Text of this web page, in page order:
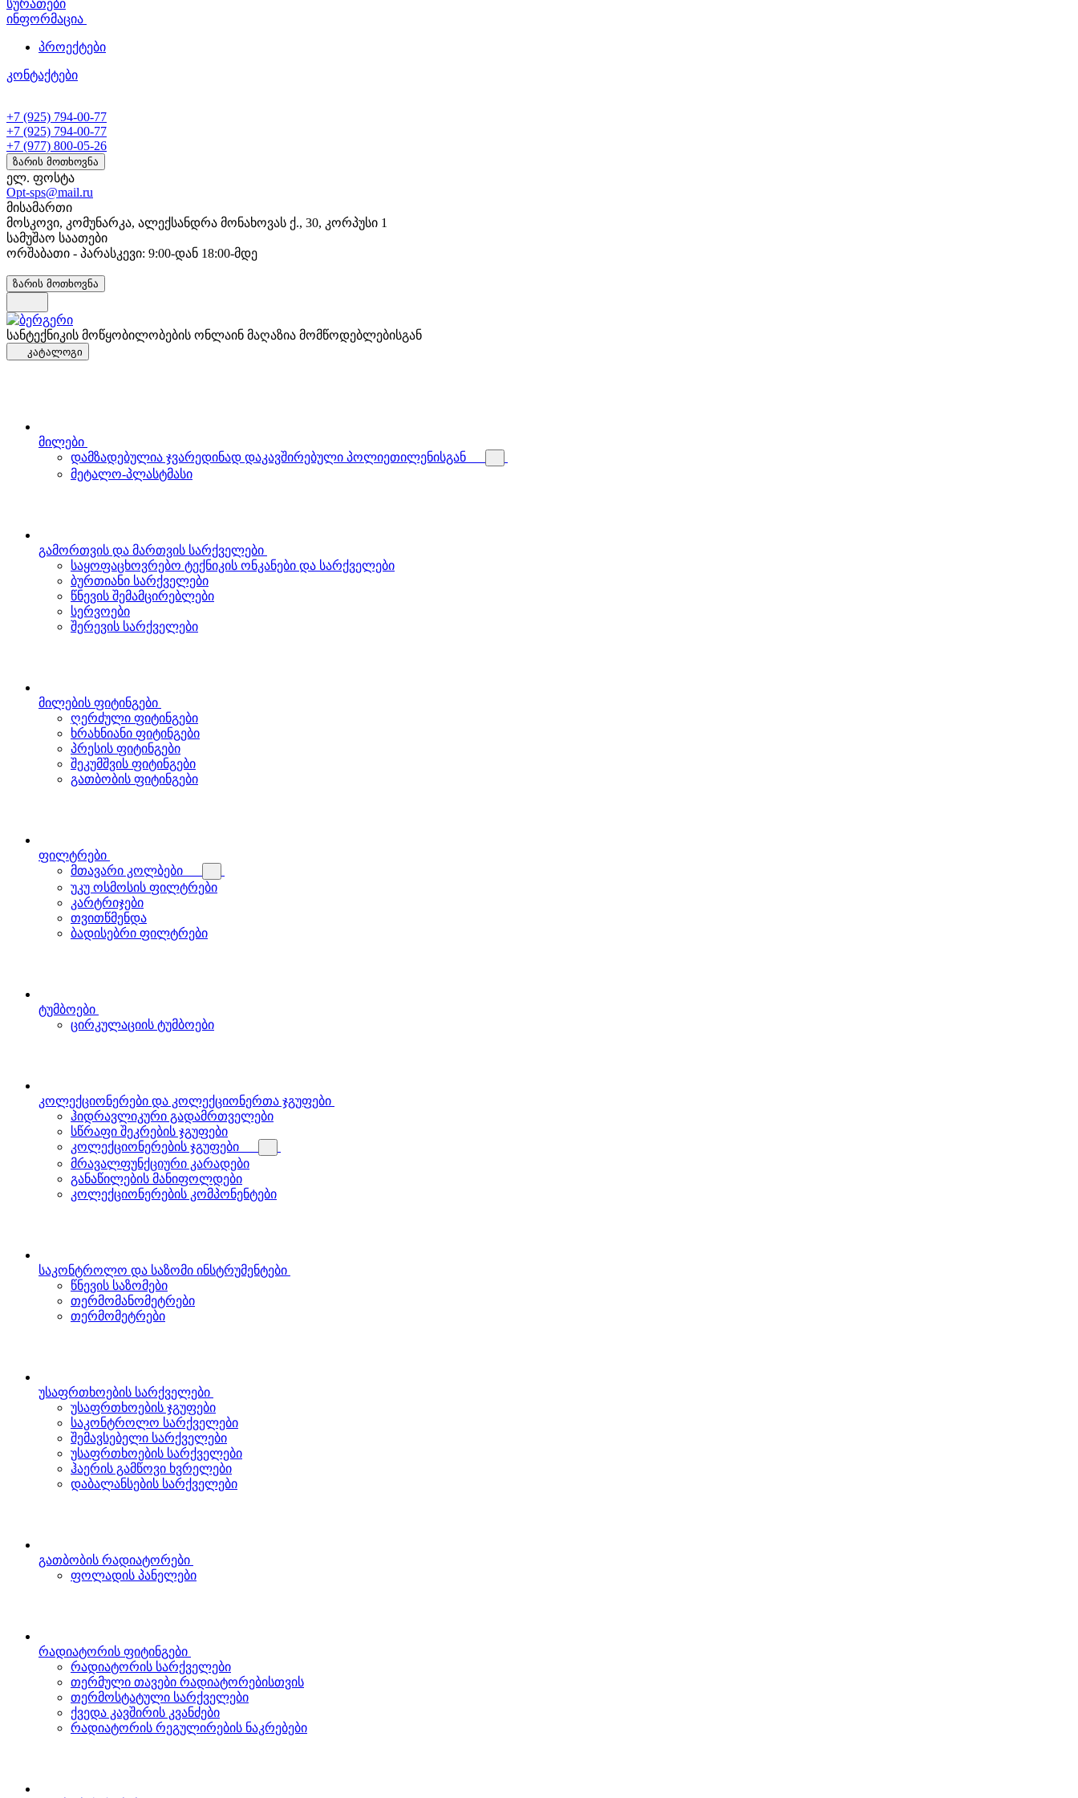
სურათები
ინფორმაცია
პროექტები
კონტაქტები
+7 (925) 794-00-77
+7 (925) 794-00-77
+7 (977) 800-05-26
ზარის მოთხოვნა
ელ. ფოსტა
Opt-sps@mail.ru
მისამართი
მოსკოვი, კომუნარკა, ალექსანდრა მონახოვას ქ., 30, კორპუსი 1
სამუშაო საათები
ორშაბათი - პარასკევი: 9:00-დან 18:00-მდე
ზარის მოთხოვნა
სანტექნიკის მოწყობილობების ონლაინ მაღაზია მომწოდებლებისგან
კატალოგი
მილები
დამზადებულია ჯვარედინად დაკავშირებული პოლიეთილენისგან
მეტალო-პლასტმასი
გამორთვის და მართვის სარქველები
საყოფაცხოვრებო ტექნიკის ონკანები და სარქველები
ბურთიანი სარქველები
წნევის შემამცირებლები
სერვოები
შერევის სარქველები
მილების ფიტინგები
ღერძული ფიტინგები
ხრახნიანი ფიტინგები
პრესის ფიტინგები
შეკუმშვის ფიტინგები
გათბობის ფიტინგები
ფილტრები
მთავარი კოლბები
უკუ ოსმოსის ფილტრები
კარტრიჯები
თვითწმენდა
ბადისებრი ფილტრები
ტუმბოები
ცირკულაციის ტუმბოები
კოლექციონერები და კოლექციონერთა ჯგუფები
ჰიდრავლიკური გადამრთველები
სწრაფი შეკრების ჯგუფები
კოლექციონერების ჯგუფები
მრავალფუნქციური კარადები
განაწილების მანიფოლდები
კოლექციონერების კომპონენტები
საკონტროლო და საზომი ინსტრუმენტები
წნევის საზომები
თერმომანომეტრები
თერმომეტრები
უსაფრთხოების სარქველები
უსაფრთხოების ჯგუფები
საკონტროლო სარქველები
შემავსებელი სარქველები
უსაფრთხოების სარქველები
ჰაერის გამწოვი ხვრელები
დაბალანსების სარქველები
გათბობის რადიატორები
ფოლადის პანელები
რადიატორის ფიტინგები
რადიატორის სარქველები
თერმული თავები რადიატორებისთვის
თერმოსტატული სარქველები
ქვედა კავშირის კვანძები
რადიატორის რეგულირების ნაკრებები